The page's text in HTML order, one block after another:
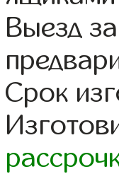
Выезд
Срок